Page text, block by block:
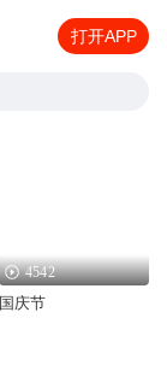
打开APP
4542
国庆节